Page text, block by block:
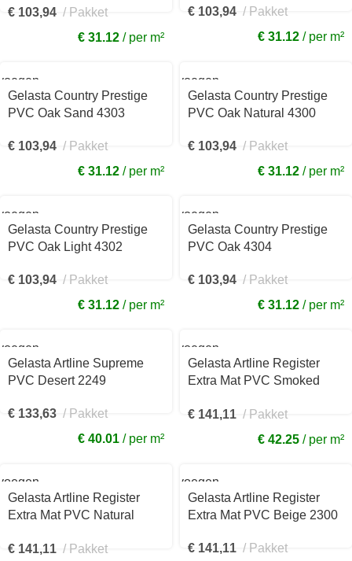
€ 103,94
Pakket
€ 31.12
per m²
€ 103,94
Pakket
€ 31.12
per m²
Gelasta Country Prestige
PVC Oak Sand 4303
€ 103,94
Pakket
€ 31.12
per m²
Toevoegen
winkelwagen
Gelasta Country Prestige
PVC Oak Natural 4300
€ 103,94
Pakket
€ 31.12
per m²
Gelasta Country Prestige
PVC Oak Light 4302
€ 103,94
Pakket
€ 31.12
per m²
Toevoegen
winkelwagen
Gelasta Country Prestige
PVC Oak 4304
€ 103,94
Pakket
€ 31.12
per m²
Gelasta Artline Supreme
PVC Desert 2249
€ 133,63
Pakket
€ 40.01
per m²
Toevoegen
winkelwagen
Gelasta Artline Register
Extra Mat PVC Smoked
€ 141,11
Pakket
€ 42.25
per m²
Gelasta Artline Register
Extra Mat PVC Natural
€ 141,11
Pakket
Toevoegen
winkelwagen
Gelasta Artline Register
Extra Mat PVC Beige 2300
€ 141,11
Pakket